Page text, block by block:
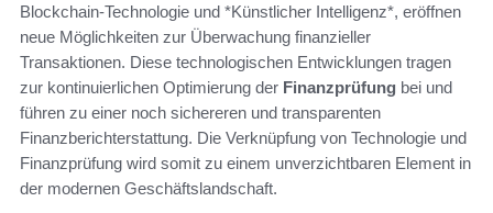
Blockchain-Technologie und *Künstlicher Intelligenz*, eröffnen
neue Möglichkeiten zur Überwachung finanzieller
Transaktionen. Diese technologischen Entwicklungen tragen
zur kontinuierlichen Optimierung der Finanzprüfung bei und
führen zu einer noch sichereren und transparenten
Finanzberichterstattung. Die Verknüpfung von Technologie und
Finanzprüfung wird somit zu einem unverzichtbaren Element in
der modernen Geschäftslandschaft.